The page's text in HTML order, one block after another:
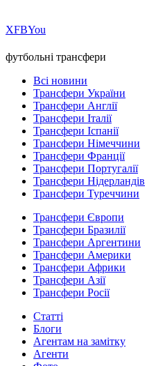
ХFBYou
футбольні трансфери
Всі новини
Трансфери України
Трансфери Англії
Трансфери Італії
Трансфери Іспанії
Трансфери Німеччини
Трансфери Франції
Трансфери Португалії
Трансфери Нідерландів
Трансфери Туреччини
Трансфери Європи
Трансфери Бразилії
Трансфери Аргентини
Трансфери Америки
Трансфери Африки
Трансфери Азії
Трансфери Росії
Статті
Блоги
Агентам на замітку
Агенти